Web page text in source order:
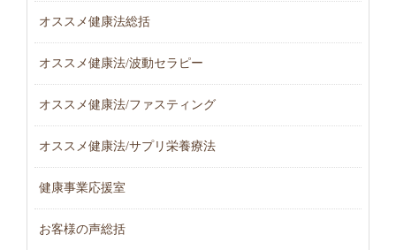
オススメ健康法総括
オススメ健康法/波動セラピー
オススメ健康法/ファスティング
オススメ健康法/サプリ栄養療法
健康事業応援室
お客様の声総括